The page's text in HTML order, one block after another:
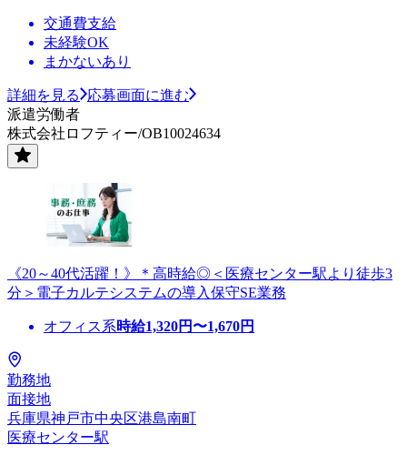
交通費支給
未経験OK
まかないあり
詳細を見る
応募画面に進む
派遣労働者
株式会社ロフティー/OB10024634
《20～40代活躍！》＊高時給◎＜医療センター駅より徒歩3
分＞電子カルテシステムの導入保守SE業務
オフィス系時給1,320円〜1,670円
勤務地
面接地
兵庫県神戸市中央区港島南町
医療センター駅